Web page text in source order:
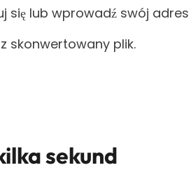
się lub wprowadź swój
skonwertowany plik.
sekund